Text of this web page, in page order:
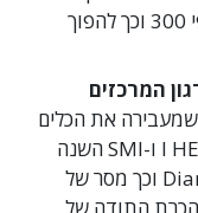
שיישמו את נוהלי טכנולוגיית האדמין כדי להרחיב את החברה שלהם פי 300 וכך להפוך
המרכזים
את הכלים
המעשיים של הדת לקהילות ברחבי העולם. האירועים הבולטים של I HELP ו-SMI השנה
כוללים קבוצת Dianetics בגאנה שמביאה את הטכנולוגיה של Dianetics וכך מסר של